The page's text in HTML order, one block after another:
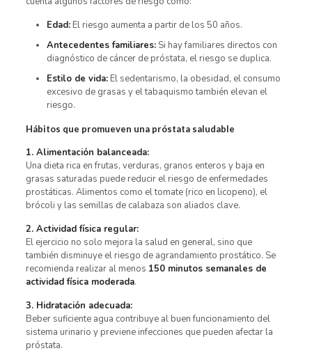
Edad:El riesgo aumenta a partir de los 50 años.
Antecedentes familiares:Si hay familiares directos con
diagnóstico de cáncer de próstata, el riesgo se duplica.
Estilo de vida:El sedentarismo, la obesidad, el consumo
excesivo de grasas y el tabaquismo también elevan el
riesgo.
Hábitos que promueven una próstata saludable
1. Alimentación balanceada:
Una dieta rica en frutas, verduras, granos enteros y baja en
grasas saturadas puede reducir el riesgo de enfermedades
prostáticas. Alimentos como el tomate (rico en licopeno), el
brócoli y las semillas de calabaza son aliados clave.
2. Actividad física regular:
El ejercicio no solo mejora la salud en general, sino que
también disminuye el riesgo de agrandamiento prostático. Se
recomienda realizar al menos 150 minutos semanales de
actividad física moderada.
3. Hidratación adecuada:
Beber suficiente agua contribuye al buen funcionamiento del
sistema urinario y previene infecciones que pueden afectar la
próstata.